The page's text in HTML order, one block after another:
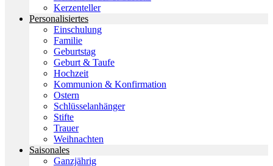
Kerzenteller
Personalisiertes
Einschulung
Familie
Geburtstag
Geburt & Taufe
Hochzeit
Kommunion & Konfirmation
Ostern
Schlüsselanhänger
Stifte
Trauer
Weihnachten
Saisonales
Ganzjährig